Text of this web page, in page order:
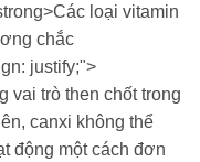
loại vitamin
chắc
justify;">
vai trò then chốt trong
canxi không thể
động một cách đơn